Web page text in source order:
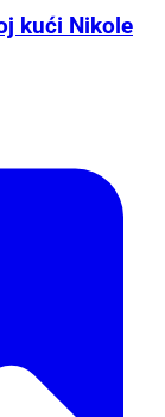
kući Nikole